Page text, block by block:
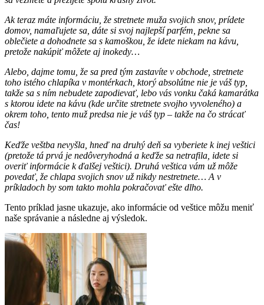
Ak teraz máte informáciu, že stretnete muža svojich snov, prídete
domov, namaľujete sa, dáte si svoj najlepší parfém, pekne sa
oblečiete a dohodnete sa s kamoškou, že idete niekam na kávu,
pretože nakúpiť môžete aj inokedy…
Alebo, dajme tomu, že sa pred tým zastavíte v obchode, stretnete
toho istého chlapíka v montérkach, ktorý absolútne nie je váš typ,
takže sa s ním nebudete zapodievať, lebo vás vonku čaká kamarátka
s ktorou idete na kávu (kde určite stretnete svojho vyvoleného) a
okrem toho, tento muž predsa nie je váš typ – takže na čo strácať
čas!
Keďže veštba nevyšla, hneď na druhý deň sa vyberiete k inej veštici
(pretože tá prvá je nedôveryhodná a keďže sa netrafila, idete si
overiť informácie k ďalšej veštici). Druhá veštica vám už môže
povedať, že chlapa svojich snov už nikdy nestretnete… A v
príkladoch by som takto mohla pokračovať ešte dlho.
Tento príklad jasne ukazuje, ako informácie od veštice môžu meniť
naše správanie a následne aj výsledok.